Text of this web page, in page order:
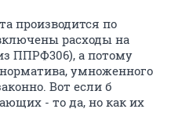
производится по
расходы на
ППРФ306), а потому
умноженного
Вот если б
- то да, но как их